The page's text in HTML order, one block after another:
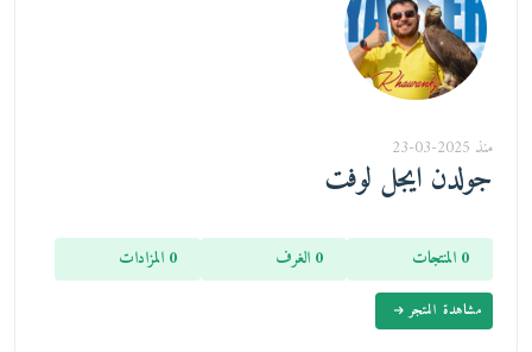
منذ 2025-03-23
جولدن ايجل لوفت
0 المنتجات 0 الغرف 0 المزادات
مشاهدة المتجر